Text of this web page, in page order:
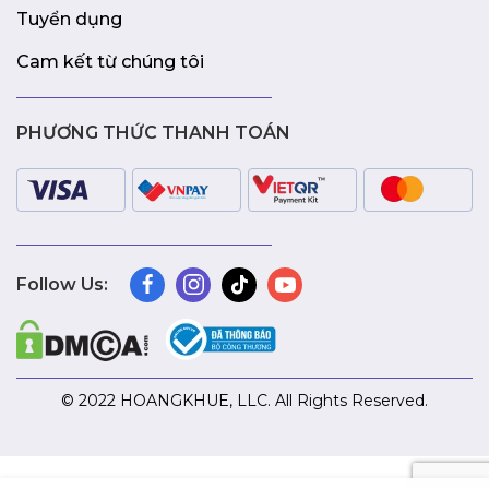
Tuyển dụng
Cam kết từ chúng tôi
PHƯƠNG THỨC THANH TOÁN
Follow Us:
© 2022 HOANGKHUE, LLC. All Rights Reserved.